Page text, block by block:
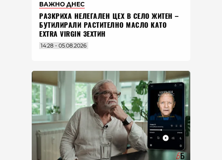
ВАЖНО ДНЕС
РАЗКРИХА НЕЛЕГАЛЕН ЦЕХ В СЕЛО ЖИТЕН –
БУТИЛИРАЛИ РАСТИТЕЛНО МАСЛО КАТО
EXTRA VIRGIN ЗЕХТИН
14:28 - 05.08.2026